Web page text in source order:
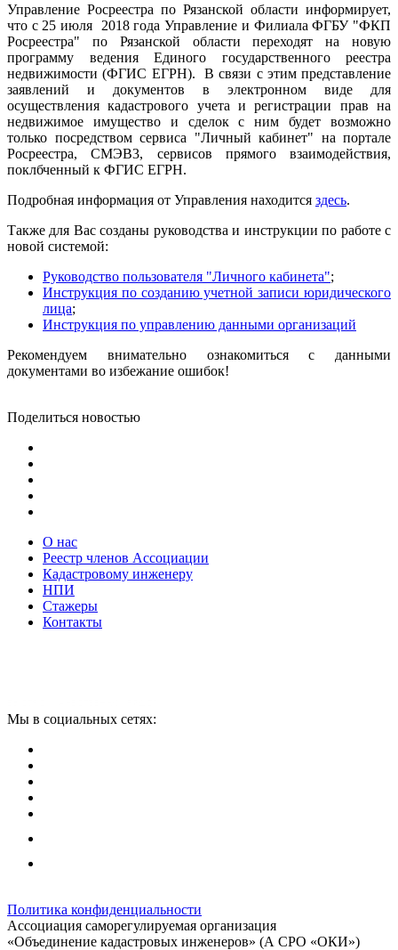
Управление Росреестра по Рязанской области информирует,
что с 25 июля 2018 года Управление и Филиала ФГБУ "ФКП
Росреестра" по Рязанской области переходят на новую
программу ведения Единого государственного реестра
недвижимости (ФГИС ЕГРН). В связи с этим представление
заявлений и документов в электронном виде для
осуществления кадастрового учета и регистрации прав на
недвижимое имущество и сделок с ним будет возможно
только посредством сервиса "Личный кабинет" на портале
Росреестра, СМЭВ3, сервисов прямого взаимодействия,
поклбченный к ФГИС ЕГРН.
Подробная информация от Управления находится здесь.
Также для Вас созданы руководства и инструкции по работе с
новой системой:
Руководство пользователя "Личного кабинета";
Инструкция по созданию учетной записи юридического
лица;
Инструкция по управлению данными организаций
Рекомендуем внимательно ознакомиться с данными
документами во избежание ошибок!
Поделиться новостью
О нас
Реестр членов Ассоциации
Кадастровому инженеру
НПИ
Стажеры
Контакты
Мы в социальных сетях:
Политика конфиденциальности
Ассоциация саморегулируемая организация
«Объединение кадастровых инженеров» (А СРО «ОКИ»)